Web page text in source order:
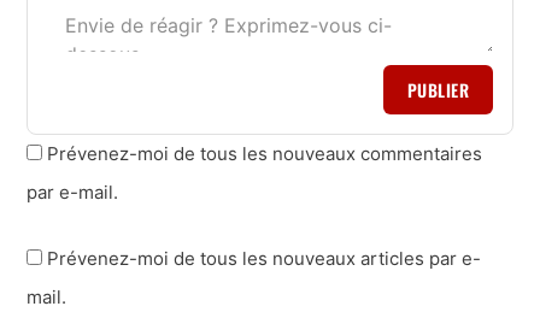
PUBLIER
Prévenez-moi de tous les nouveaux commentaires
par e-mail.
Prévenez-moi de tous les nouveaux articles par e-
mail.